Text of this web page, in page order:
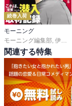
続巻入荷
モーニング
モーニング編集部, 伊咲智太
関連する特集